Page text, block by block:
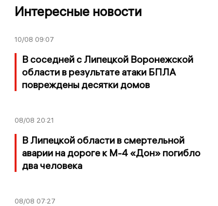
Интересные новости
10/08 09:07
В соседней с Липецкой Воронежской
области в результате атаки БПЛА
повреждены десятки домов
08/08 20:21
В Липецкой области в смертельной
аварии на дороге к М-4 «Дон» погибло
два человека
08/08 07:27